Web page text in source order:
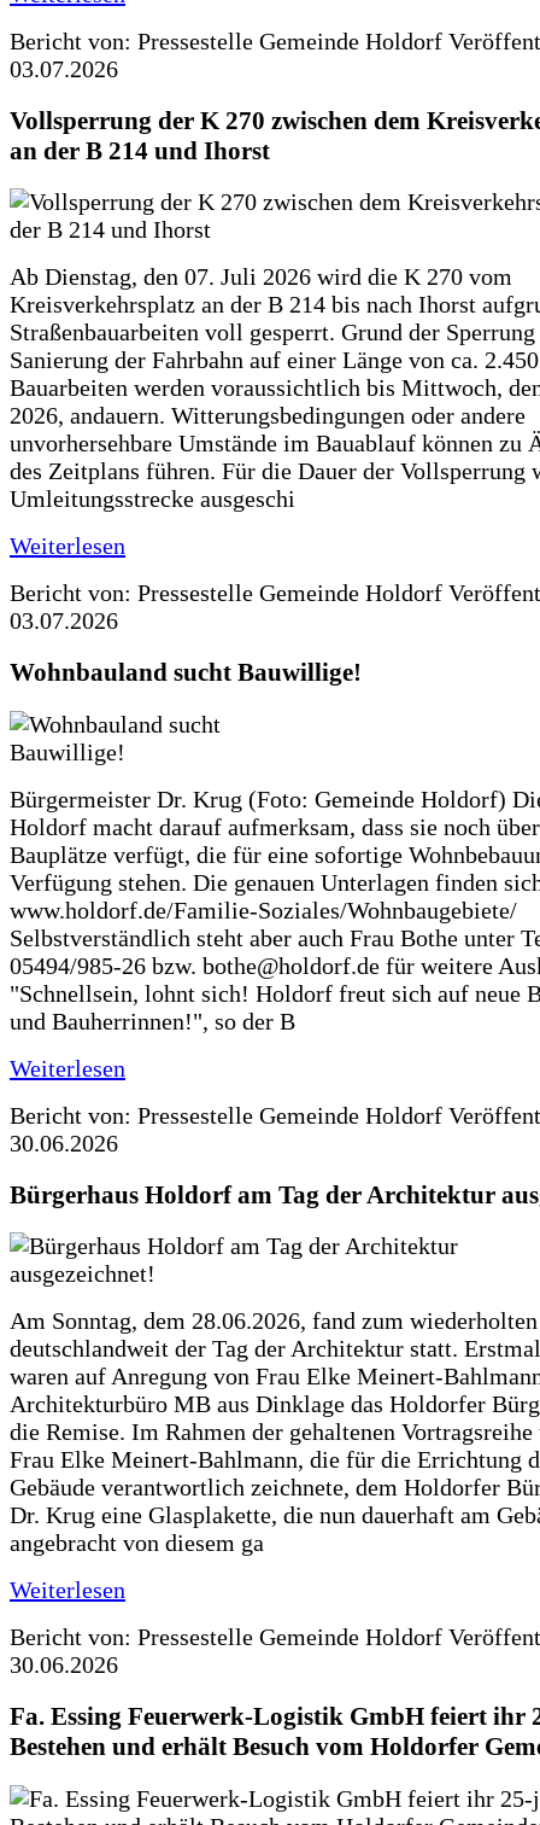
Bericht von: Pressestelle Gemeinde Holdorf
03.07.2026
Vollsperrung der K 270 zwischen dem
an der B 214 und Ihorst
Ab Dienstag, den 07. Juli 2026 wird die K 270 vom
Kreisverkehrsplatz an der B 214 bis nach Ihorst
Straßenbauarbeiten voll gesperrt. Grund der
Sanierung der Fahrbahn auf einer Länge von ca.
Bauarbeiten werden voraussichtlich bis Mittwoch,
2026, andauern. Witterungsbedingungen oder andere
unvorhersehbare Umstände im Bauablauf können zu
des Zeitplans führen. Für die Dauer der Vollsperrung
Umleitungsstrecke ausgeschi
Weiterlesen
Bericht von: Pressestelle Gemeinde Holdorf
03.07.2026
Wohnbauland sucht Bauwillige!
Bürgermeister Dr. Krug (Foto: Gemeinde Holdorf)
Holdorf macht darauf aufmerksam, dass sie noch
Bauplätze verfügt, die für eine sofortige
Verfügung stehen. Die genauen Unterlagen finden
www.holdorf.de/Familie-Soziales/Wohnbaugebiete/
Selbstverständlich steht aber auch Frau Bothe unter
05494/985-26 bzw. bothe@holdorf.de für weitere
"Schnellsein, lohnt sich! Holdorf freut sich auf neue
und Bauherrinnen!", so der B
Weiterlesen
Bericht von: Pressestelle Gemeinde Holdorf
30.06.2026
Bürgerhaus Holdorf am Tag der Architektur
Am Sonntag, dem 28.06.2026, fand zum
deutschlandweit der Tag der Architektur statt.
waren auf Anregung von Frau Elke Meinert-
Architekturbüro MB aus Dinklage das Holdorfer
die Remise. Im Rahmen der gehaltenen
Frau Elke Meinert-Bahlmann, die für die Errichtung
Gebäude verantwortlich zeichnete, dem Holdorfer
Dr. Krug eine Glasplakette, die nun dauerhaft am
angebracht von diesem ga
Weiterlesen
Bericht von: Pressestelle Gemeinde Holdorf
30.06.2026
Fa. Essing Feuerwerk-Logistik GmbH feiert ihr
Bestehen und erhält Besuch vom Holdorfer